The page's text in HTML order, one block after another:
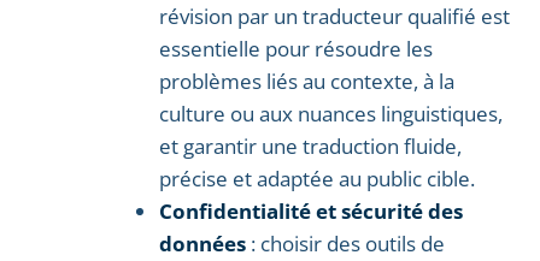
révision par un traducteur qualifié est
essentielle pour résoudre les
problèmes liés au contexte, à la
culture ou aux nuances linguistiques,
et garantir une traduction fluide,
précise et adaptée au public cible.
Confidentialité et sécurité des
données : choisir des outils de